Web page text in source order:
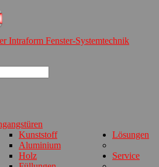
Intraform Fenster-Systemtechnik
Kunststoff
Aluminium
Holz
Lösungen
Service